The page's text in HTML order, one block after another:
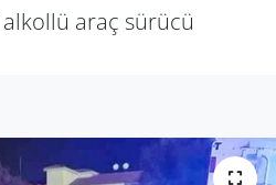
araç sürücü